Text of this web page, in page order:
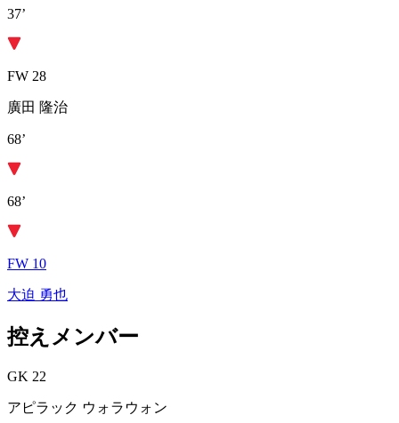
37’
FW 28
廣田 隆治
68’
68’
FW 10
大迫 勇也
控えメンバー
GK 22
アピラック ウォラウォン